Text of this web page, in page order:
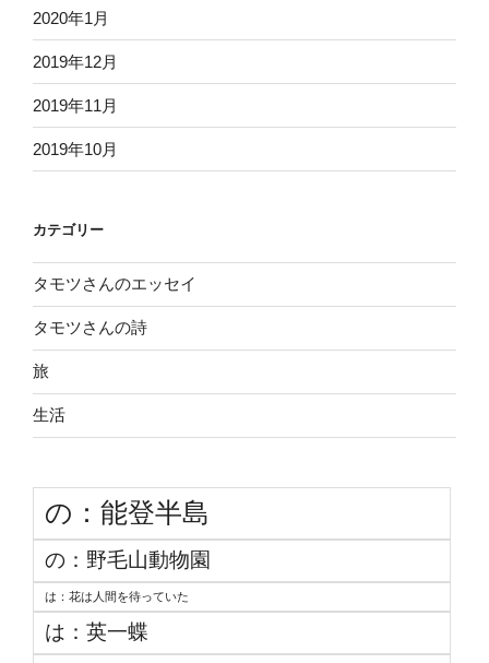
2020年1月
2019年12月
2019年11月
2019年10月
カテゴリー
タモツさんのエッセイ
タモツさんの詩
旅
生活
の：能登半島
の：野毛山動物園
は：花は人間を待っていた
は：英一蝶